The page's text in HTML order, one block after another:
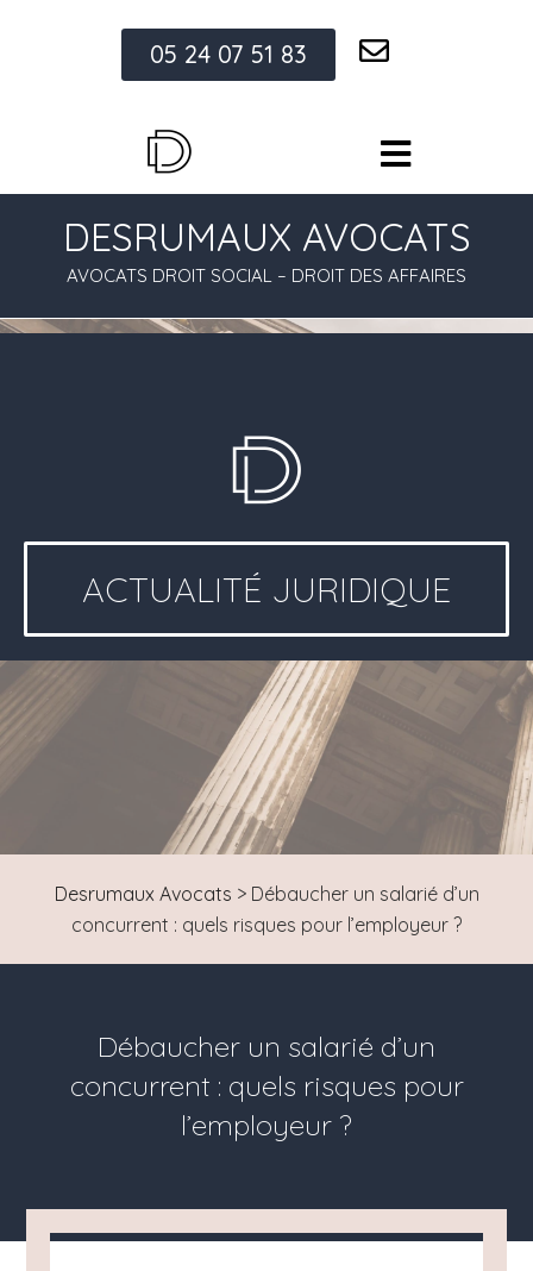
05 24 07 51 83
DESRUMAUX AVOCATS
AVOCATS DROIT SOCIAL – DROIT DES AFFAIRES
ACTUALITÉ JURIDIQUE
Desrumaux Avocats > Débaucher un salarié d’un
concurrent : quels risques pour l’employeur ?
Débaucher un salarié d’un
concurrent : quels risques pour
l’employeur ?